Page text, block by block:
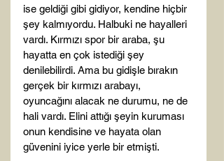
ise geldiği gibi gidiyor, kendine hiçbir
şey kalmıyordu. Halbuki ne hayalleri
vardı. Kırmızı spor bir araba, şu
hayatta en çok istediği şey
denilebilirdi. Ama bu gidişle bırakın
gerçek bir kırmızı arabayı,
oyuncağını alacak ne durumu, ne de
hali vardı. Elini attığı şeyin kuruması
onun kendisine ve hayata olan
güvenini iyice yerle bir etmişti.